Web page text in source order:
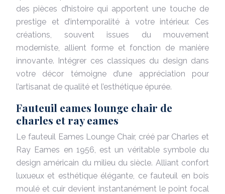
des pièces d’histoire qui apportent une touche de
prestige et d’intemporalité à votre intérieur. Ces
créations, souvent issues du mouvement
moderniste, allient forme et fonction de manière
innovante. Intégrer ces classiques du design dans
votre décor témoigne d’une appréciation pour
l’artisanat de qualité et l’esthétique épurée.
Fauteuil eames lounge chair de
charles et ray eames
Le fauteuil Eames Lounge Chair, créé par Charles et
Ray Eames en 1956, est un véritable symbole du
design américain du milieu du siècle. Alliant confort
luxueux et esthétique élégante, ce fauteuil en bois
moulé et cuir devient instantanément le point focal